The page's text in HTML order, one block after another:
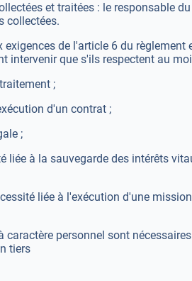
et traitées : le responsable
collectées.
de l'article 6 du
intervenir que s'ils respectent au
;
d'un contrat ;
;
liée à la sauvegarde des intérêts
liée à l'exécution d'une
caractère personnel sont
tiers